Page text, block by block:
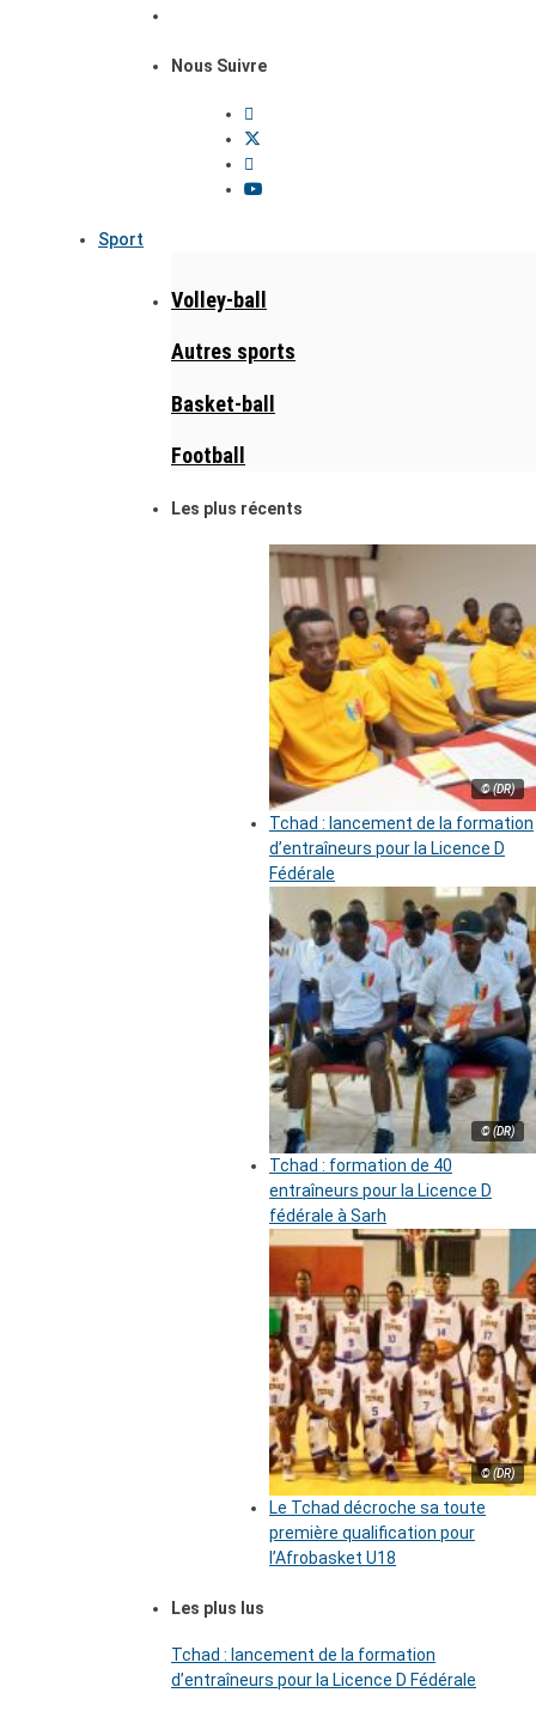
Nous Suivre
Sport
Volley-ball
Autres sports
Basket-ball
Football
Les plus récents
© (DR)
Tchad : lancement de la formation
d’entraîneurs pour la Licence D
Fédérale
© (DR)
Tchad : formation de 40
entraîneurs pour la Licence D
fédérale à Sarh
© (DR)
Le Tchad décroche sa toute
première qualification pour
l’Afrobasket U18
Les plus lus
Tchad : lancement de la formation
d’entraîneurs pour la Licence D Fédérale